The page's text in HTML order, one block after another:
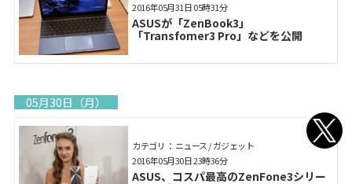
ASUSが「ZenBook3」
「Transfomer3 Pro」などを公開
2016年05月31日 05時31分
05月30日（月）
カテゴリ： ニュース / ガジェット
ASUS、コスパ最高のZenFone3シリー
2016年05月30日 23時36分